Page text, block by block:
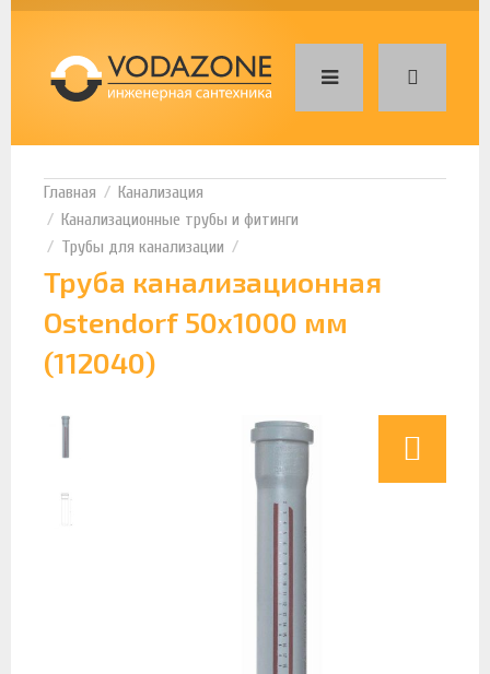
Канализация
Канализационные трубы и фитинги
Трубы для канализации
Труба канализационная
Ostendorf 50х1000 мм
(112040)